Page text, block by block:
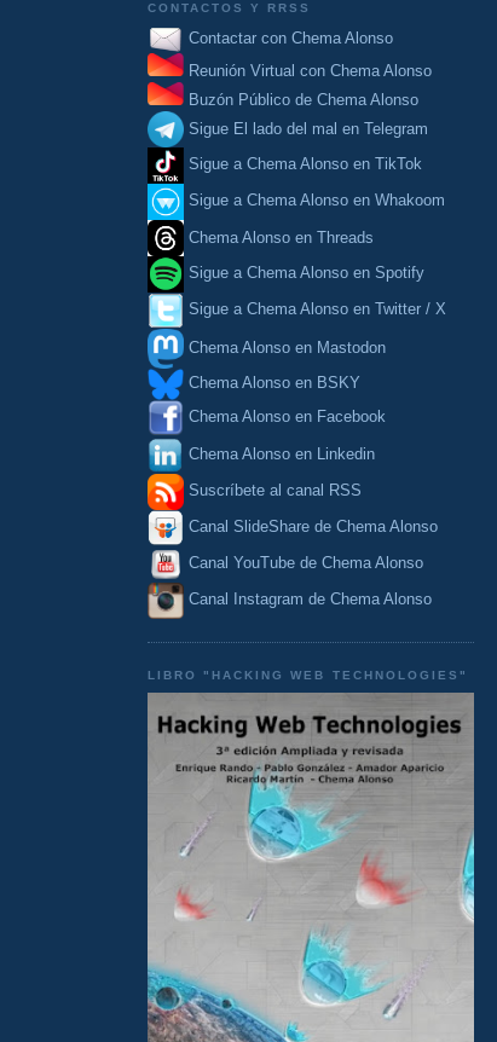
CONTACTOS Y RRSS
Contactar con Chema Alonso
Reunión Virtual con Chema Alonso
Buzón Público de Chema Alonso
Sigue El lado del mal en Telegram
Sigue a Chema Alonso en TikTok
Sigue a Chema Alonso en Whakoom
Chema Alonso en Threads
Sigue a Chema Alonso en Spotify
Sigue a Chema Alonso en Twitter / X
Chema Alonso en Mastodon
Chema Alonso en BSKY
Chema Alonso en Facebook
Chema Alonso en Linkedin
Suscríbete al canal RSS
Canal SlideShare de Chema Alonso
Canal YouTube de Chema Alonso
Canal Instagram de Chema Alonso
LIBRO "HACKING WEB TECHNOLOGIES"